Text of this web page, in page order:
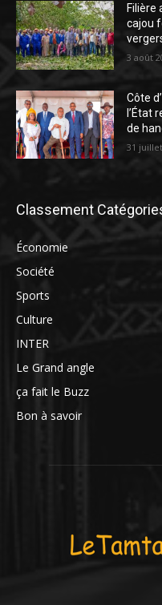
Filière
cajou
3 août
Côte
l’État
de
31
Classement
Économie
Société
Sports
Culture
INTER
Le Grand angle
ça fait le Buzz
Bon à savoir